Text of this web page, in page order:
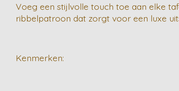
Voeg een stijlvolle touch toe aan elke
ribbelpatroon dat zorgt voor een luxe
Kenmerken: